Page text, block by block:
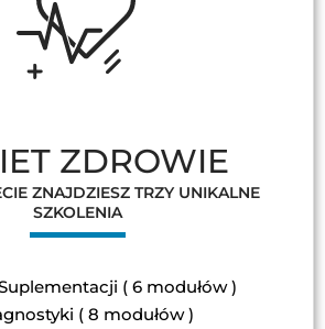
ZDROWIE
ZNAJDZIESZ TRZY UNIKALNE
SZKOLENIA
( 6 modułów )
( 8 modułów )